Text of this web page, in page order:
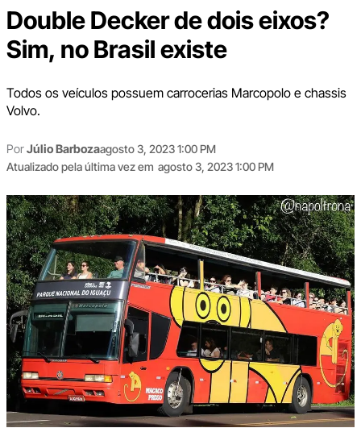
Double Decker de dois eixos?
Sim, no Brasil existe
Todos os veículos possuem carrocerias Marcopolo e chassis
Volvo.
PorJúlio Barbozaagosto 3, 2023 1:00 PM
Atualizado pela última vez em agosto 3, 2023 1:00 PM